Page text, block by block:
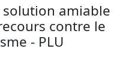
amiable
contre le
- PLU